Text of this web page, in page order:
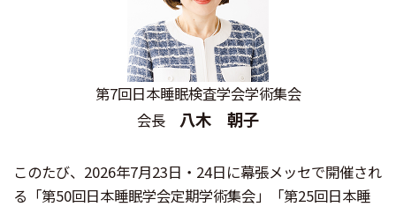
第7回日本睡眠検査学会学術集会
会長 八木 朝子
このたび、2026年7月23日・24日に幕張メッセで開催され
る「第50回日本睡眠学会定期学術集会」「第25回日本睡